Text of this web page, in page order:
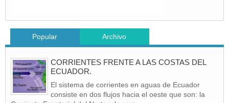
Popular Archivo
CORRIENTES FRENTE A LAS COSTAS DEL
ECUADOR.
El sistema de corrientes en aguas de Ecuador
consiste en dos flujos hacia el oeste que son: la